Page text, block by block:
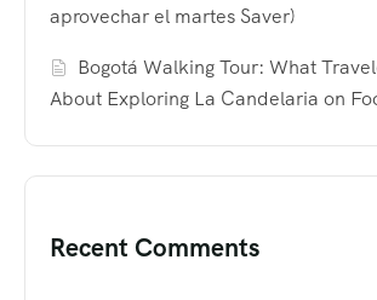
aprovechar el martes Saver)
Bogotá Walking Tour: What
About Exploring La Candelaria on
Recent Comments